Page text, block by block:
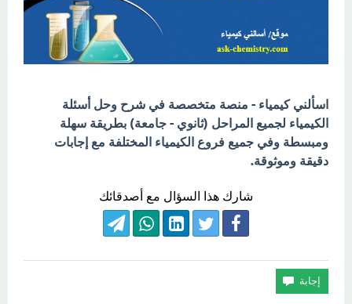
اسألني كيمياء - منصة متخصصة في شرح وحل أسئلة
الكيمياء لجميع المراحل (ثانوي - جامعة) بطريقة سهلة
ومبسطة وفي جميع فروع الكيمياء المختلفة مع إجابات
دقيقة وموثوقة.
شارك هذا السؤال مع أصدقائك